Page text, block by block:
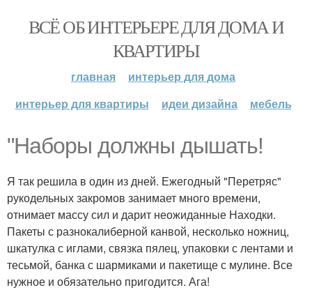
ВСЁ ОБ ИНТЕРЬЕРЕ ДЛЯ ДОМА И
КВАРТИРЫ
главная
интерьер для дома
интерьер для квартиры
идеи дизайна мебель
"Наборы должны дышать!
Я так решила в один из дней. Ежегодный "Перетряс"
рукодельных закромов занимает много времени,
отнимает массу сил и дарит неожиданные Находки.
Пакеты с разнокалиберной канвой, несколько ножниц,
шкатулка с иглами, связка пялец, упаковки с лентами и
тесьмой, банка с шармиками и пакетище с мулине. Все
нужное и обязательно пригодится. Ага!